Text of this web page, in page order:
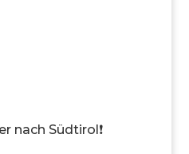
nach Südtirol❗️